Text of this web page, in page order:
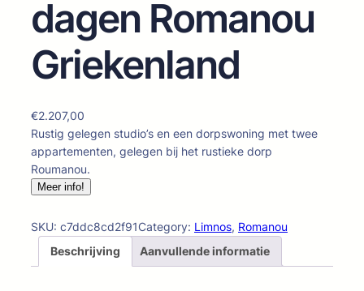
dagen Romanou
Griekenland
€2.207,00
Rustig gelegen studio’s en een dorpswoning met twee
appartementen, gelegen bij het rustieke dorp
Roumanou.
Meer info!
SKU: c7ddc8cd2f91Category: Limnos, Romanou
Beschrijving
Aanvullende informatie